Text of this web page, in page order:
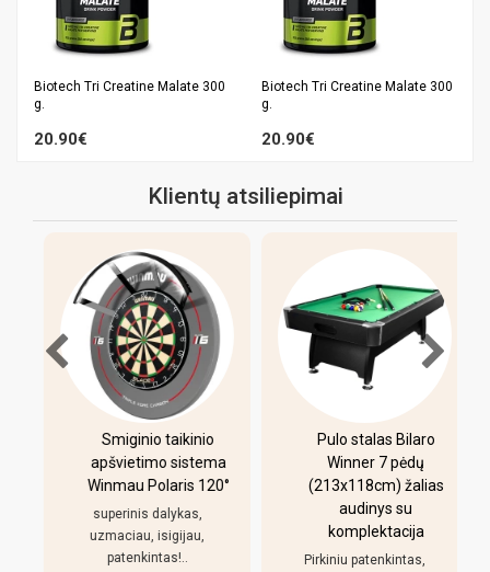
Biotech Tri Creatine Malate 300
g.
20.90€
Biotech Tri Creatine Malate 300
g.
20.90€
Klientų atsiliepimai
Smiginio taikinio
apšvietimo sistema
Winmau Polaris 120°
superinis dalykas,
uzmaciau, isigijau,
patenkintas!..
Pulo stalas Bilaro
Winner 7 pėdų
(213x118cm) žalias
audinys su
komplektacija
Pirkiniu patenkintas,